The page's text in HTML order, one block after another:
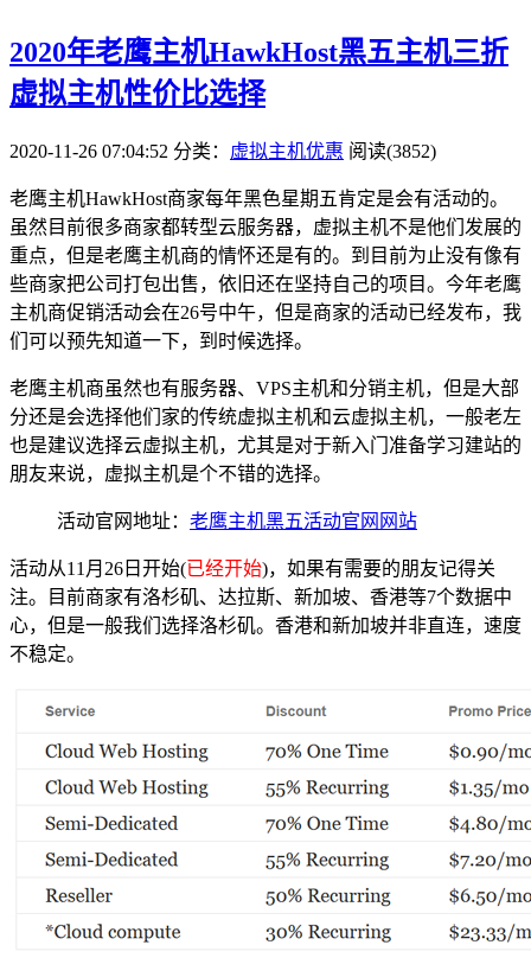
2020年老鹰主机HawkHost黑五主机三折
虚拟主机性价比选择
2020-11-26 07:04:52 分类： 虚拟主机优惠 阅读(3852)
老鹰主机HawkHost商家每年黑色星期五肯定是会有活动的。
虽然目前很多商家都转型云服务器，虚拟主机不是他们发展的
重点，但是老鹰主机商的情怀还是有的。到目前为止没有像有
些商家把公司打包出售，依旧还在坚持自己的项目。今年老鹰
主机商促销活动会在26号中午，但是商家的活动已经发布，我
们可以预先知道一下，到时候选择。
老鹰主机商虽然也有服务器、VPS主机和分销主机，但是大部
分还是会选择他们家的传统虚拟主机和云虚拟主机，一般老左
也是建议选择云虚拟主机，尤其是对于新入门准备学习建站的
朋友来说，虚拟主机是个不错的选择。
活动官网地址： 老鹰主机黑五活动官网网站
活动从11月26日开始(已经开始)，如果有需要的朋友记得关
注。目前商家有洛杉矶、达拉斯、新加坡、香港等7个数据中
心，但是一般我们选择洛杉矶。香港和新加坡并非直连，速度
不稳定。